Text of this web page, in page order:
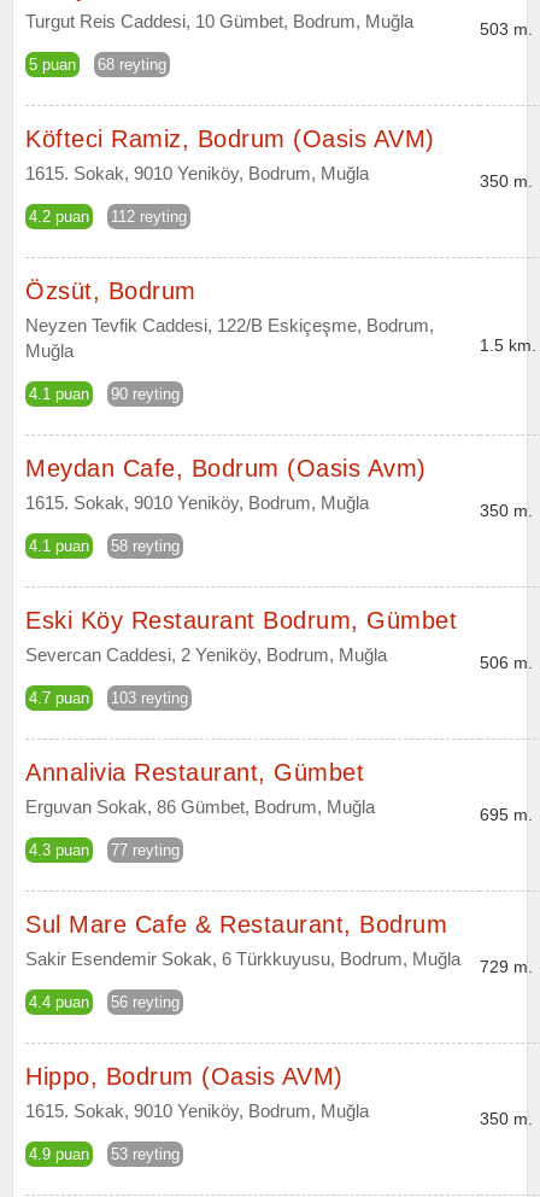
Turgut Reis Caddesi, 10 Gümbet, Bodrum, Muğla
5 puan 68 reyting
503 m.
Köfteci Ramiz, Bodrum (Oasis AVM)
1615. Sokak, 9010 Yeniköy, Bodrum, Muğla
4.2 puan 112 reyting
350 m.
Özsüt, Bodrum
Neyzen Tevfik Caddesi, 122/B Eskiçeşme, Bodrum,
Muğla
4.1 puan 90 reyting
1.5 km.
Meydan Cafe, Bodrum (Oasis Avm)
1615. Sokak, 9010 Yeniköy, Bodrum, Muğla
4.1 puan 58 reyting
350 m.
Eski Köy Restaurant Bodrum, Gümbet
Severcan Caddesi, 2 Yeniköy, Bodrum, Muğla
4.7 puan 103 reyting
506 m.
Annalivia Restaurant, Gümbet
Erguvan Sokak, 86 Gümbet, Bodrum, Muğla
4.3 puan 77 reyting
695 m.
Sul Mare Cafe & Restaurant, Bodrum
Sakir Esendemir Sokak, 6 Türkkuyusu, Bodrum, Muğla
4.4 puan 56 reyting
729 m.
Hippo, Bodrum (Oasis AVM)
1615. Sokak, 9010 Yeniköy, Bodrum, Muğla
4.9 puan 53 reyting
350 m.